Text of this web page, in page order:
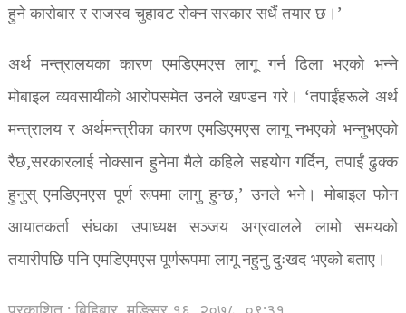
हुने कारोबार र राजस्व चुहावट रोक्न सरकार सधैं तयार छ।’
अर्थ मन्त्रालयका कारण एमडिएमएस लागू गर्न ढिला भएको भन्ने
मोबाइल व्यवसायीको आरोपसमेत उनले खण्डन गरे। ‘तपाईंहरूले अर्थ
मन्त्रालय र अर्थमन्त्रीका कारण एमडिएमएस लागू नभएको भन्नुभएको
रैछ,सरकारलाई नोक्सान हुनेमा मैले कहिले सहयोग गर्दिन, तपाईं ढुक्क
हुनुस् एमडिएमएस पूर्ण रूपमा लागु हुन्छ,’ उनले भने। मोबाइल फोन
आयातकर्ता संघका उपाध्यक्ष सञ्जय अग्रवालले लामो समयको
तयारीपछि पनि एमडिएमएस पूर्णरूपमा लागू नहुनु दुःखद भएको बताए।